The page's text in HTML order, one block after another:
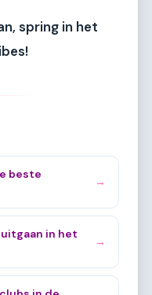
spring in het
beste
→
in het
→